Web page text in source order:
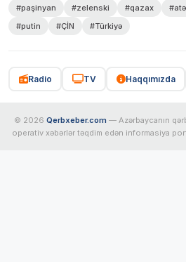
#paşinyan
#zelenski #qazax
#putin
#ÇİN #Türkiyə
Radio TV Haqqımızda
© 2026 Qerbxeber.com — Azərbaycanın
operativ xəbərlər təqdim edən informasiya